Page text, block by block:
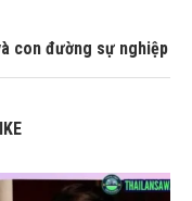
con đường sự nghiệp